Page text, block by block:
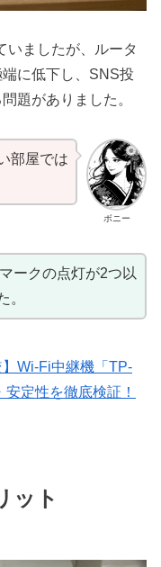
いましたが、ルータ
に低下し、SNS投
題がありました。
ボニー
部屋では
ークの点灯が2つ以
。
】Wi-Fi中継機「TP-
定性を徹底検証！
ット